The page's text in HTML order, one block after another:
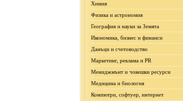
Химия
Физика и астрономия
География и науки за Земята
Икономика, бизнес и финанси
Данъци и счетоводство
Маркетинг, реклама и PR
Мениджмънт и човешки ресурси
Медицина и биология
Компютри, софтуер, интернет